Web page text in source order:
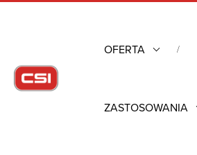
OFERTA
ZASTOSOWANIA
Obudowy